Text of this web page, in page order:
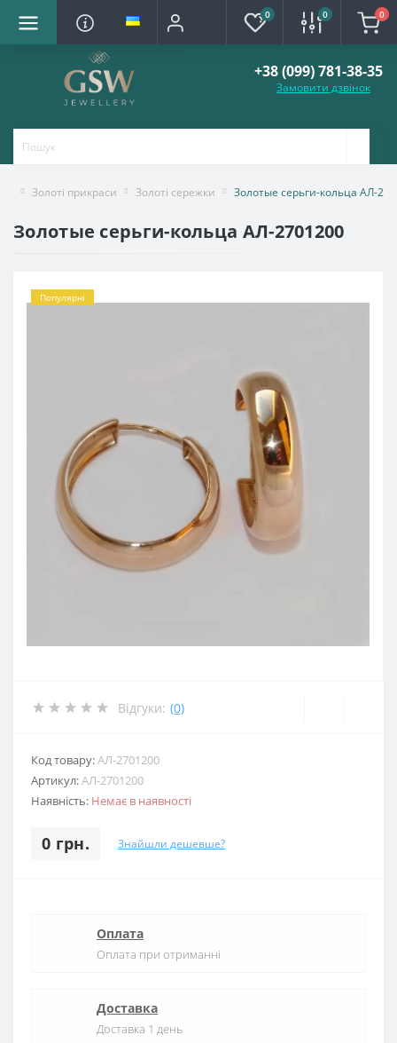
0 0 0
+38 (099) 781-38-35
Замовити дзвінок
Золоті прикраси Золоті сережки Золотые серьги-кольца АЛ-
Золотые серьги-кольца АЛ-2701200
Популярні
Відгуки: (0)
Код товару:АЛ-2701200
Артикул:АЛ-2701200
Наявність: Немає в наявності
0 грн. Знайшли дешевше?
Оплата
Оплата при отриманні
Доставка
Доставка 1 день